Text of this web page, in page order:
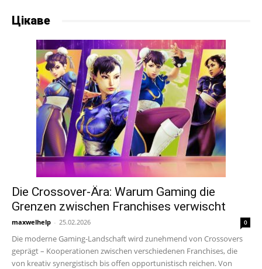
Цікаве
Die Crossover-Ära: Warum Gaming die
Grenzen zwischen Franchises verwischt
maxwelhelp - 25.02.2026 0
Die moderne Gaming-Landschaft wird zunehmend von Crossovers
geprägt – Kooperationen zwischen verschiedenen Franchises, die
von kreativ synergistisch bis offen opportunistisch reichen. Von